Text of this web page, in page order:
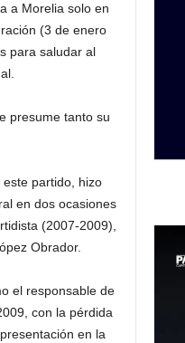
a Morelia solo en
(3 de enero
para saludar al
presume tanto su
partido, hizo
en dos ocasiones
(2007-2009),
Obrador.
el responsable de
con la pérdida
en la